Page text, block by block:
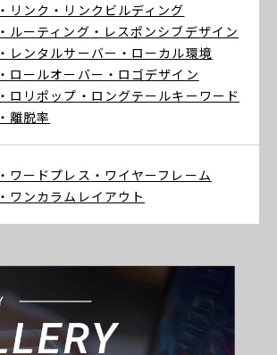
・リンク ・リンクビルディング
・ルーティング ・レスポンシブデザイン
・レンタルサーバー ・ローカル環境
・ロールオーバー ・ロゴデザイン
・ロリポップ ・ロングテールキーワード
・離脱率
・ワードプレス ・ワイヤーフレーム
・ワンカラムレイアウト